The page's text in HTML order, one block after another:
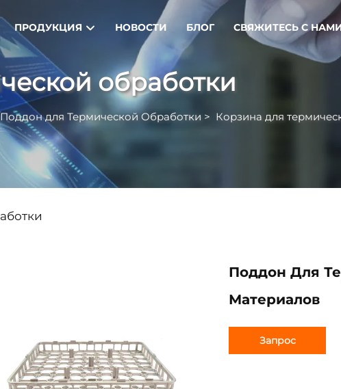
ПРОДУКЦИЯ НОВОСТИ БЛОГ СВЯЖИТЕСЬ С
обработки
для Термической Обработки > Корзина для
Поддон Для
Материалов
Запрос